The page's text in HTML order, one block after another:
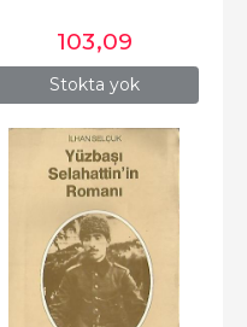
Stokta yok
103,09